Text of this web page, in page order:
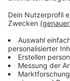
"Ich hab
schon!"
,erzählt